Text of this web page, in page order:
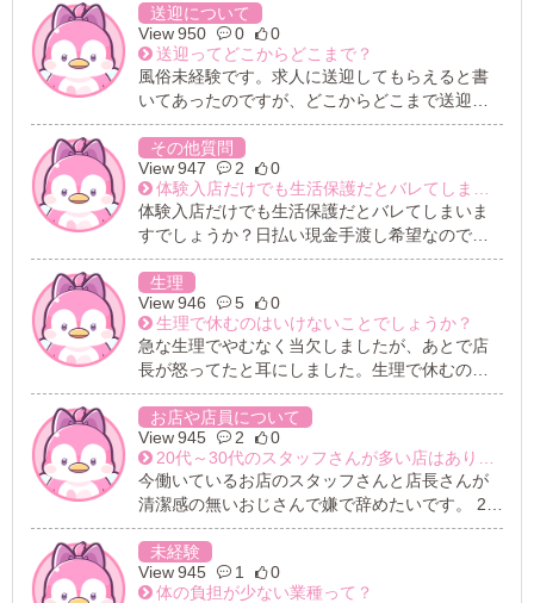
てお店の人がすぐに助けてくれるようになって
いますか？ 何もわからないのでよろしくお願い
します。
送迎について
950
0
0
送迎ってどこからどこまで？
風俗未経験です。求人に送迎してもらえると書
いてあったのですが、どこからどこまで送迎し
てもらえるのでしょうか？できればお仕事終わ
りに家の近くまでお願いしたいです。
その他質問
947
2
0
体験入店だけでも生活保護だとバレてしまいますでしょうか？
体験入店だけでも生活保護だとバレてしまいま
すでしょうか？日払い現金手渡し希望なのです
が…。
生理
946
5
0
生理で休むのはいけないことでしょうか？
急な生理でやむなく当欠しましたが、あとで店
長が怒ってたと耳にしました。生理で休むのは
いけないことでしょうか？
お店や店員について
945
2
0
20代～30代のスタッフさんが多い店はありますでしょうか？
今働いているお店のスタッフさんと店長さんが
清潔感の無いおじさんで嫌で辞めたいです。 20
代～30代のスタッフさんが多いお店で働きたい
です！
未経験
945
1
0
体の負担が少ない業種って？